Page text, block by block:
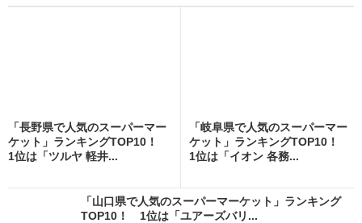
「長野県で人気のスーパーマー
ケット」ランキングTOP10！
1位は「ツルヤ 軽井...
「岐阜県で人気のスーパーマー
ケット」ランキングTOP10！
1位は「イオン 各務...
「山口県で人気のスーパーマーケット」ランキング
TOP10！ 1位は「ユアーズバリ...